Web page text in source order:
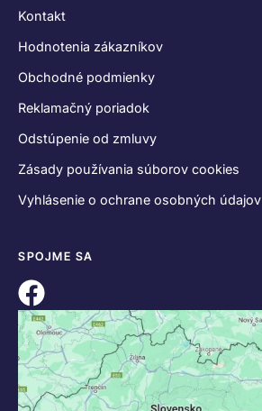
Kontakt
Hodnotenia zákazníkov
Obchodné podmienky
Reklamačný poriadok
Odstúpenie od zmluvy
Zásady používania súborov cookies
Vyhlásenie o ochrane osobných údajov
SPOJME SA